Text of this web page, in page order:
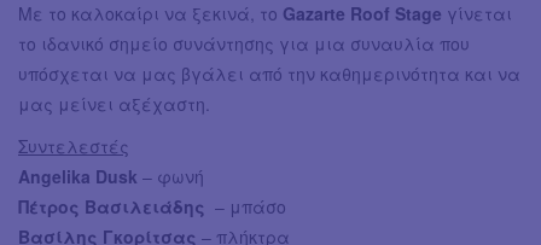
Με το καλοκαίρι να ξεκινά, το Gazarte Roof Stage γίνεται
το ιδανικό σημείο συνάντησης για μια συναυλία που
υπόσχεται να μας βγάλει από την καθημερινότητα και να
μας μείνει αξέχαστη.
Συντελεστές
Angelika Dusk – φωνή
Πέτρος Βασιλειάδης – μπάσο
Βασίλης Γκορίτσας – πλήκτρα